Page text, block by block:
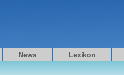
News Lexikon